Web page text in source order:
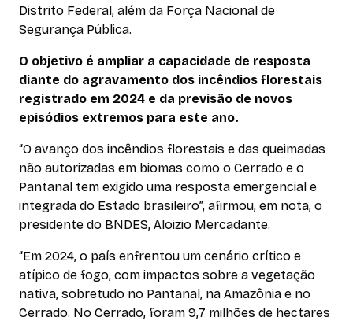
Distrito Federal, além da Força Nacional de
Segurança Pública.
O objetivo é ampliar a capacidade de resposta
diante do agravamento dos incêndios florestais
registrado em 2024 e da previsão de novos
episódios extremos para este ano.
“O avanço dos incêndios florestais e das queimadas
não autorizadas em biomas como o Cerrado e o
Pantanal tem exigido uma resposta emergencial e
integrada do Estado brasileiro”, afirmou, em nota, o
presidente do BNDES, Aloizio Mercadante.
“Em 2024, o país enfrentou um cenário crítico e
atípico de fogo, com impactos sobre a vegetação
nativa, sobretudo no Pantanal, na Amazônia e no
Cerrado. No Cerrado, foram 9,7 milhões de hectares